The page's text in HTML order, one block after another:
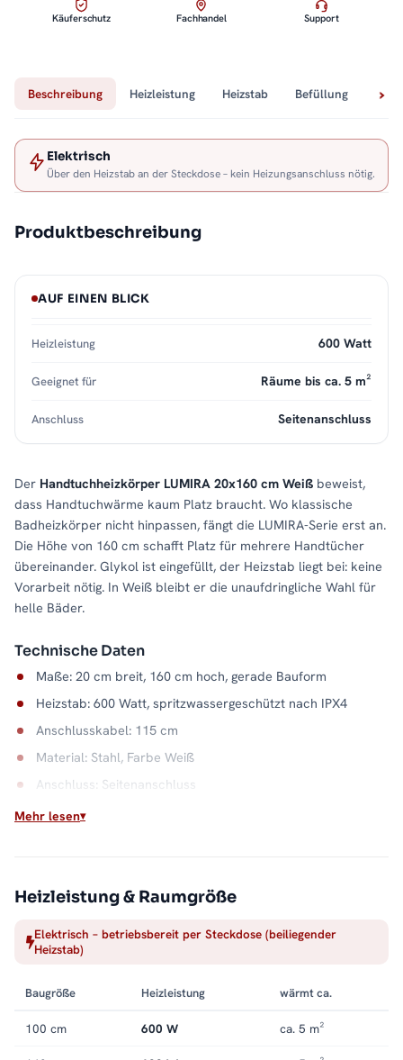
Käuferschutz Fachhandel Support
Beschreibung Heizleistung Heizstab Befüllung
Elektrisch
Über den Heizstab an der Steckdose – kein Heizungsanschluss nötig.
Produktbeschreibung
Der Handtuchheizkörper LUMIRA 20x160 cm Weiß beweist,
dass Handtuchwärme kaum Platz braucht. Wo klassische
Badheizkörper nicht hinpassen, fängt die LUMIRA-Serie erst an.
Die Höhe von 160 cm schafft Platz für mehrere Handtücher
übereinander. Glykol ist eingefüllt, der Heizstab liegt bei: keine
Vorarbeit nötig. In Weiß bleibt er die unaufdringliche Wahl für
helle Bäder.
Technische Daten
Maße: 20 cm breit, 160 cm hoch, gerade Bauform
Heizstab: 600 Watt, spritzwassergeschützt nach IPX4
Anschlusskabel: 115 cm
Material: Stahl, Farbe Weiß
Anschluss: Seitenanschluss
Wandabstand: 8,0 - 9,0 cm
Handtücher trocknen auch, wenn die Anlage längst ruht. Der
Front. Alle Größen und Ausstattungen finden Sie in der
AUF EINEN BLICK
Heizleistung 600 Watt
Geeignet für Räume bis ca. 5 m²
Anschluss Seitenanschluss
Mehr lesen
Heizleistung & Raumgröße
Elektrisch – betriebsbereit per Steckdose (beiliegender
Heizstab)
Baugröße Heizleistung wärmt ca.
100 cm 600 W ca. 5 m²